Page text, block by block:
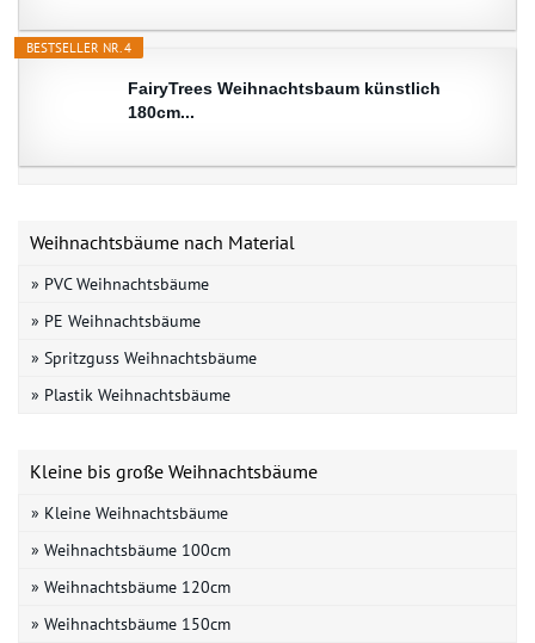
BESTSELLER NR. 4
FairyTrees Weihnachtsbaum künstlich
180cm...
Weihnachtsbäume nach Material
» PVC Weihnachtsbäume
» PE Weihnachtsbäume
» Spritzguss Weihnachtsbäume
» Plastik Weihnachtsbäume
Kleine bis große Weihnachtsbäume
» Kleine Weihnachtsbäume
» Weihnachtsbäume 100cm
» Weihnachtsbäume 120cm
» Weihnachtsbäume 150cm